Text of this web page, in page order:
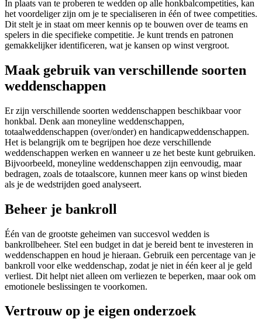
In plaats van te proberen te wedden op alle honkbalcompetities, kan
het voordeliger zijn om je te specialiseren in één of twee competities.
Dit stelt je in staat om meer kennis op te bouwen over de teams en
spelers in die specifieke competitie. Je kunt trends en patronen
gemakkelijker identificeren, wat je kansen op winst vergroot.
Maak gebruik van verschillende soorten
weddenschappen
Er zijn verschillende soorten weddenschappen beschikbaar voor
honkbal. Denk aan moneyline weddenschappen,
totaalweddenschappen (over/onder) en handicapweddenschappen.
Het is belangrijk om te begrijpen hoe deze verschillende
weddenschappen werken en wanneer u ze het beste kunt gebruiken.
Bijvoorbeeld, moneyline weddenschappen zijn eenvoudig, maar
bedragen, zoals de totaalscore, kunnen meer kans op winst bieden
als je de wedstrijden goed analyseert.
Beheer je bankroll
Één van de grootste geheimen van succesvol wedden is
bankrollbeheer. Stel een budget in dat je bereid bent te investeren in
weddenschappen en houd je hieraan. Gebruik een percentage van je
bankroll voor elke weddenschap, zodat je niet in één keer al je geld
verliest. Dit helpt niet alleen om verliezen te beperken, maar ook om
emotionele beslissingen te voorkomen.
Vertrouw op je eigen onderzoek